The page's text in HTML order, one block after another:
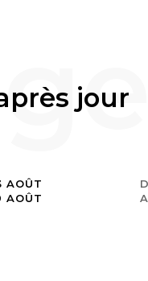
jour
AOÛT
AOÛT